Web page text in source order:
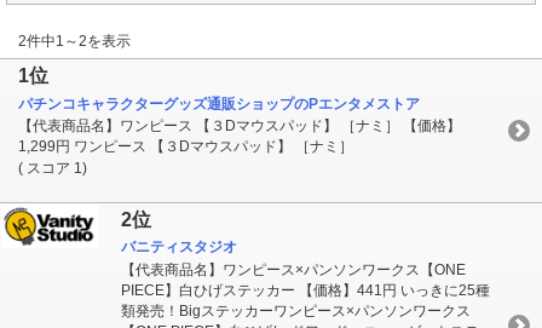
2件中1～2を表示
1位
パチンコキャラクターグッズ通販ショップのPエンタメストア
【代表商品名】ワンピース 【３Dマウスパッド】 ［ナミ］ 【価格】
1,299円 ワンピース 【３Dマウスパッド】 ［ナミ］
( スコア 1)
2位
バニティスタジオ
【代表商品名】ワンピース×パンソンワークス【ONE
PIECE】白ひげステッカー 【価格】441円 いっきに25種
類発売！Bigステッカーワンピース×パンソンワークス